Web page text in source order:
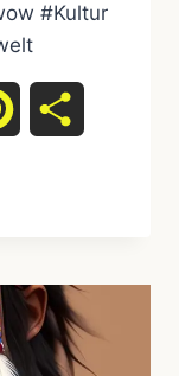
#Kultur
Pinterest